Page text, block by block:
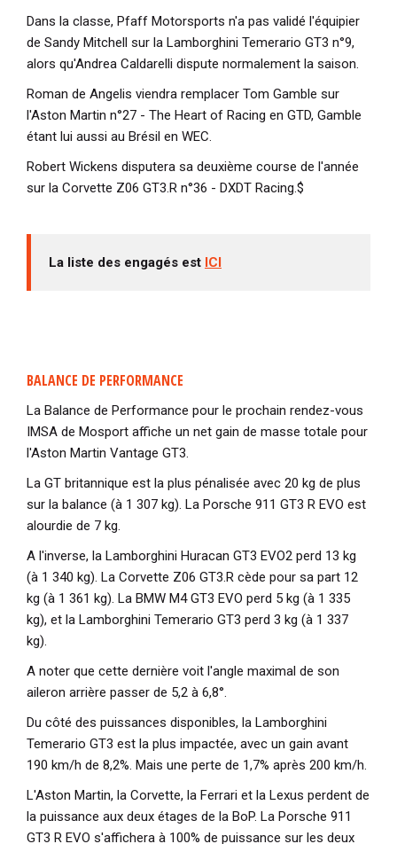
Dans la classe, Pfaff Motorsports n'a pas validé l'équipier
de Sandy Mitchell sur la Lamborghini Temerario GT3 n°9,
alors qu'Andrea Caldarelli dispute normalement la saison.
Roman de Angelis viendra remplacer Tom Gamble sur
l'Aston Martin n°27 - The Heart of Racing en GTD, Gamble
étant lui aussi au Brésil en WEC.
Robert Wickens disputera sa deuxième course de l'année
sur la Corvette Z06 GT3.R n°36 - DXDT Racing.$
La liste des engagés est ICI
BALANCE DE PERFORMANCE
La Balance de Performance pour le prochain rendez-vous
IMSA de Mosport affiche un net gain de masse totale pour
l'Aston Martin Vantage GT3.
La GT britannique est la plus pénalisée avec 20 kg de plus
sur la balance (à 1 307 kg). La Porsche 911 GT3 R EVO est
alourdie de 7 kg.
A l'inverse, la Lamborghini Huracan GT3 EVO2 perd 13 kg
(à 1 340 kg). La Corvette Z06 GT3.R cède pour sa part 12
kg (à 1 361 kg). La BMW M4 GT3 EVO perd 5 kg (à 1 335
kg), et la Lamborghini Temerario GT3 perd 3 kg (à 1 337
kg).
A noter que cette dernière voit l'angle maximal de son
aileron arrière passer de 5,2 à 6,8°.
Du côté des puissances disponibles, la Lamborghini
Temerario GT3 est la plus impactée, avec un gain avant
190 km/h de 8,2%. Mais une perte de 1,7% après 200 km/h.
L'Aston Martin, la Corvette, la Ferrari et la Lexus perdent de
la puissance aux deux étages de la BoP. La Porsche 911
GT3 R EVO s'affichera à 100% de puissance sur les deux